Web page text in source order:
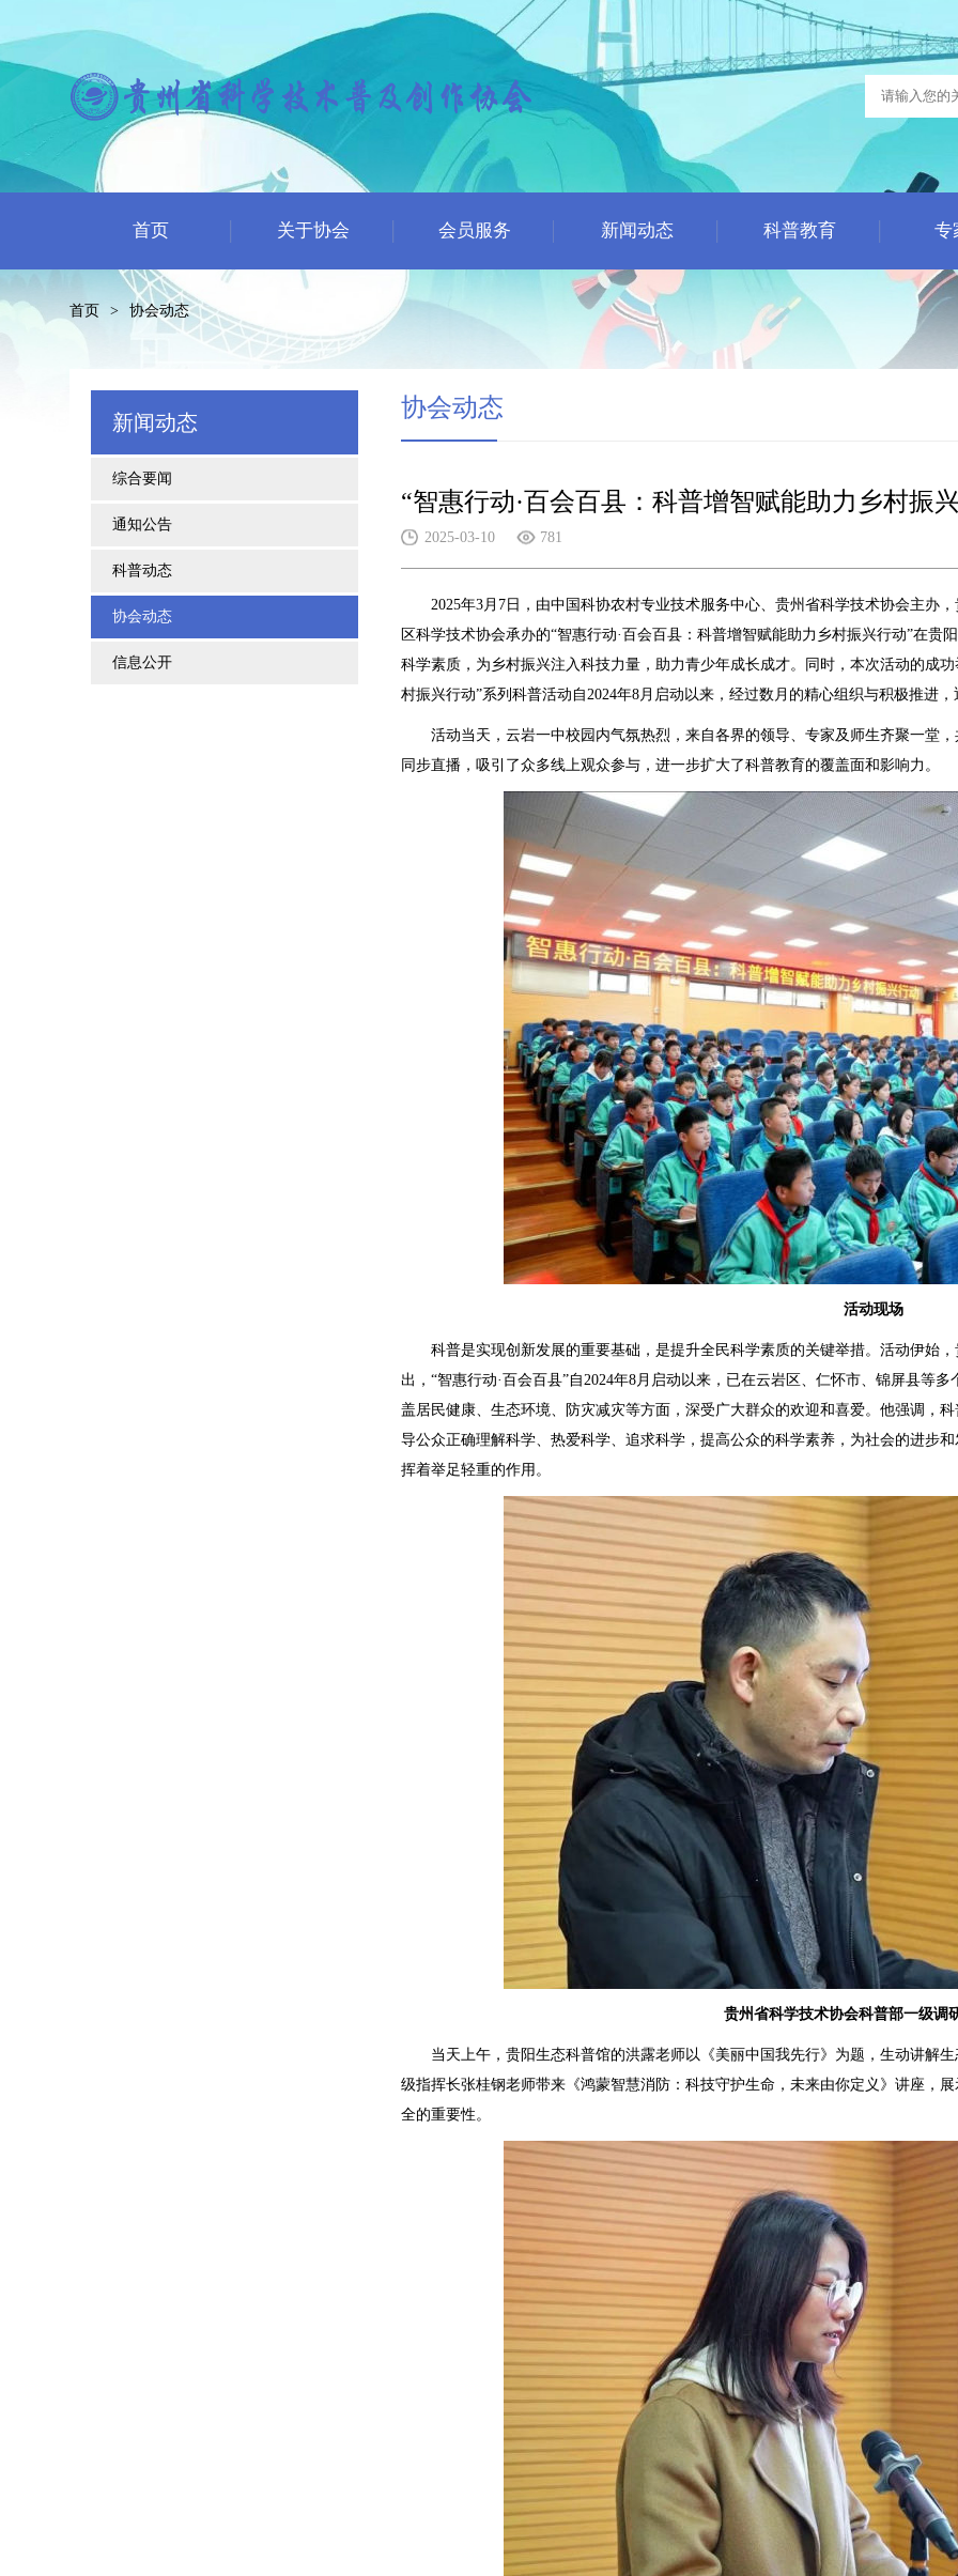
首页 关于协会 会员服务 新闻动态 科普教育 专
首页 > 协会动态
新闻动态
综合要闻
通知公告
科普动态
协会动态
信息公开
协会动态
“智惠行动·百会百县：科普增智赋能助力乡村振
2025-03-10 781
2025年3月7日，由中国科协农村专业技术服务中心、贵州省科学技术协会主办
区科学技术协会承办的“智惠行动·百会百县：科普增智赋能助力乡村振兴行动”在
科学素质，为乡村振兴注入科技力量，助力青少年成长成才。同时，本次活动的成
村振兴行动”系列科普活动自2024年8月启动以来，经过数月的精心组织与积极推进
活动当天，云岩一中校园内气氛热烈，来自各界的领导、专家及师生齐聚一堂
同步直播，吸引了众多线上观众参与，进一步扩大了科普教育的覆盖面和影响力。
活动现场
科普是实现创新发展的重要基础，是提升全民科学素质的关键举措。活动伊始
出，“智惠行动·百会百县”自2024年8月启动以来，已在云岩区、仁怀市、锦屏县等
盖居民健康、生态环境、防灾减灾等方面，深受广大群众的欢迎和喜爱。他强调，
导公众正确理解科学、热爱科学、追求科学，提高公众的科学素养，为社会的进步
挥着举足轻重的作用。
贵州省科学技术协会科普部一级调
当天上午，贵阳生态科普馆的洪露老师以《美丽中国我先行》为题，生动讲解
级指挥长张桂钢老师带来《鸿蒙智慧消防：科技守护生命，未来由你定义》讲座，
全的重要性。